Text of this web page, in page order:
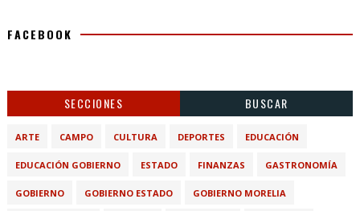
FACEBOOK
SECCIONES BUSCAR
ARTE CAMPO CULTURA DEPORTES EDUCACIÓN
EDUCACIÓN GOBIERNO ESTADO FINANZAS GASTRONOMÍA
GOBIERNO GOBIERNO ESTADO GOBIERNO MORELIA